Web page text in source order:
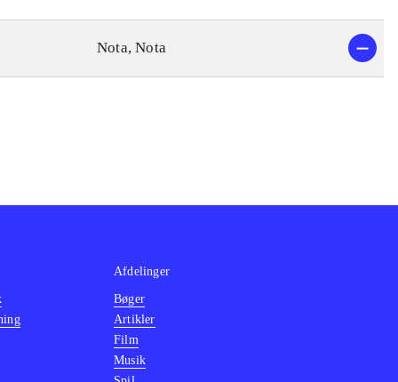
Nota, Nota
Afdelinger
Bøger
Artikler
Film
Musik